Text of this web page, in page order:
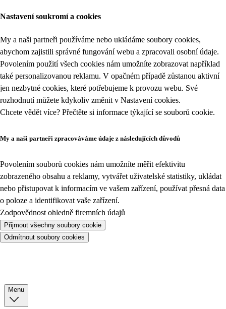
Nastavení soukromí a cookies
My a naši partneři používáme nebo ukládáme soubory cookies,
abychom zajistili správné fungování webu a zpracovali osobní údaje.
Povolením použití všech cookies nám umožníte zobrazovat například
také personalizovanou reklamu. V opačném případě zůstanou aktivní
jen nezbytné cookies, které potřebujeme k provozu webu. Své
rozhodnutí můžete kdykoliv změnit v Nastavení cookies.
Chcete vědět více? Přečtěte si informace týkající se souborů cookie.
My a naši partneři zpracováváme údaje z následujících důvodů
Povolením souborů cookies nám umožníte měřit efektivitu
zobrazeného obsahu a reklamy, vytvářet uživatelské statistiky, ukládat
nebo přistupovat k informacím ve vašem zařízení, používat přesná data
o poloze a identifikovat vaše zařízení.
Zodpovědnost ohledně firemních údajů
Přijmout všechny soubory cookie
Odmítnout soubory cookies
Menu